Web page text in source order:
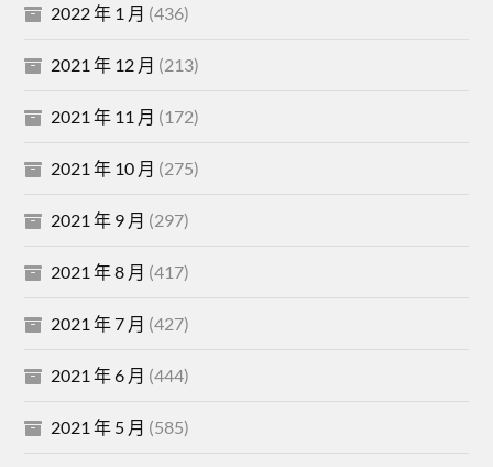
2022 年 1 月 (436)
2021 年 12 月 (213)
2021 年 11 月 (172)
2021 年 10 月 (275)
2021 年 9 月 (297)
2021 年 8 月 (417)
2021 年 7 月 (427)
2021 年 6 月 (444)
2021 年 5 月 (585)